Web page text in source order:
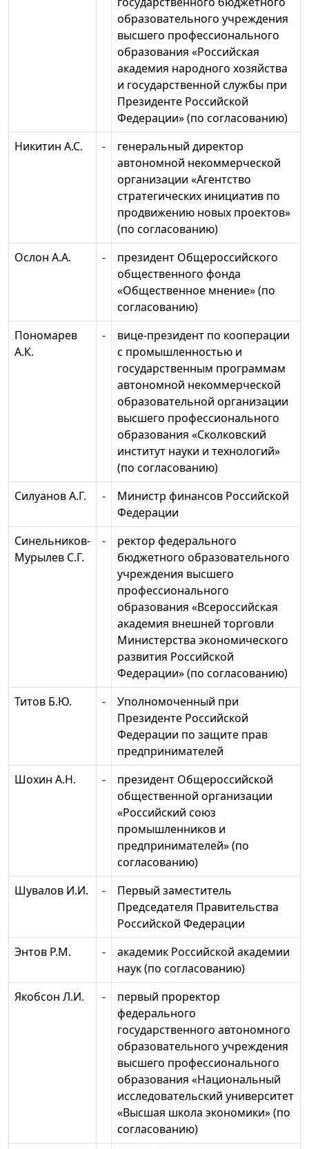
образовательного учреждения
высшего профессионального
образования «Российская
академия народного хозяйства
и государственной службы при
Президенте Российской
Федерации» (по согласованию)
Никитин А.С.
-
генеральный директор
автономной некоммерческой
организации «Агентство
стратегических инициатив по
продвижению новых проектов»
(по согласованию)
Ослон А.А.
-
президент Общероссийского
общественного фонда
«Общественное мнение» (по
согласованию)
Пономарев
А.К.
-
вице-президент по кооперации
с промышленностью и
государственным программам
автономной некоммерческой
образовательной организации
высшего профессионального
образования «Сколковский
институт науки и технологий»
(по согласованию)
Силуанов А.Г.
-
Министр финансов Российской
Федерации
Синельников-
Мурылев С.Г.
-
ректор федерального
бюджетного образовательного
учреждения высшего
профессионального
образования «Всероссийская
академия внешней торговли
Министерства экономического
развития Российской
Федерации» (по согласованию)
Титов Б.Ю.
-
Уполномоченный при
Президенте Российской
Федерации по защите прав
предпринимателей
Шохин А.Н.
-
президент Общероссийской
общественной организации
«Российский союз
промышленников и
предпринимателей» (по
согласованию)
Шувалов И.И.
-
Первый заместитель
Председателя Правительства
Российской Федерации
Энтов P.M.
-
академик Российской академии
наук (по согласованию)
Якобсон Л.И.
-
первый проректор
федерального
государственного автономного
образовательного учреждения
высшего профессионального
образования «Национальный
исследовательский университет
«Высшая школа экономики» (по
согласованию)